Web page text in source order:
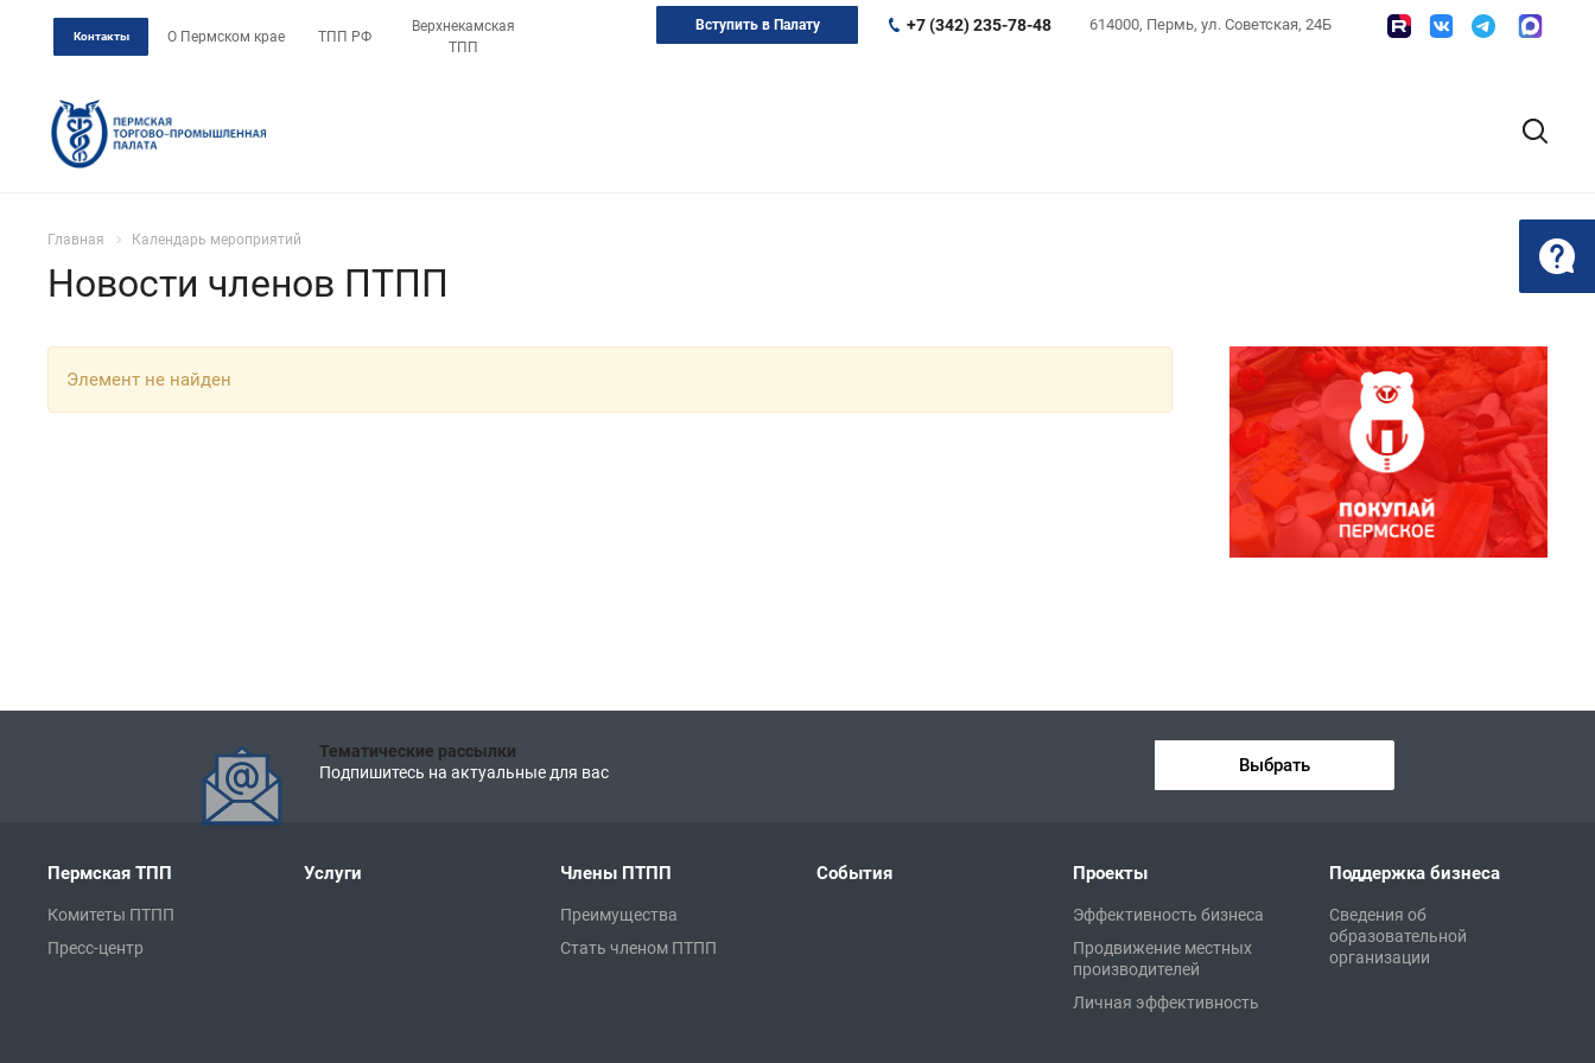
Контакты О Пермском крае ТПП РФ
Верхнекамская
ТПП
614000, Пермь, ул. Советская, 24Б
+7 (342) 235-78-48
Вступить в Палату
Главная Календарь мероприятий
Новости членов ПТПП
Элемент не найден
Тематические рассылки
Подпишитесь на актуальные для вас
Выбрать
Пермская ТПП
Комитеты ПТПП
Пресс-центр
Услуги Члены ПТПП
Преимущества
Стать членом ПТПП
События Проекты
Эффективность бизнеса
Продвижение местных
производителей
Личная эффективность
Поддержка бизнеса
Сведения об
образовательной
организации